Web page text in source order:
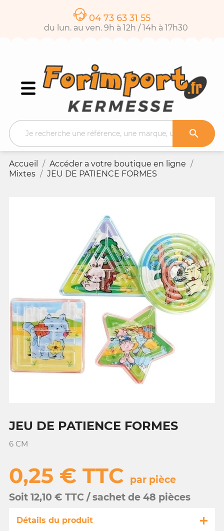
04 73 63 31 55
du lun. au ven. 9h à 12h / 14h à 17h30

Accueil
Accéder a votre boutique en ligne
Mixtes
JEU DE PATIENCE FORMES
JEU DE PATIENCE FORMES
6 CM
0,25 € TTC par pièce
Soit 12,10 € TTC / sachet de 48 pièces
Détails du produit